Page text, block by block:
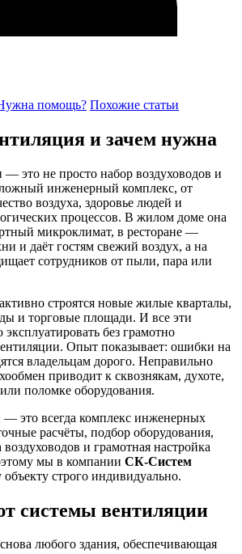
помощь? Похожие статьи
и зачем нужна
это не просто набор воздуховодов и
инженерный комплекс, от
воздуха, здоровье людей и
процессов. В жилом доме она
микроклимат, в ресторане —
и даёт гостям свежий воздух, а на
сотрудников от пыли, пара или
строятся новые жилые кварталы,
и торговые площади. И все эти
без грамотно
Опыт показывает: ошибки на
владельцам дорого. Неправильно
приводит к сквознякам, духоте,
поломке оборудования.
это всегда комплекс инженерных
расчёты, подбор оборудования,
воздуховодов и грамотная настройка
мы в компании СК-Систем
строго индивидуально.
системы вентиляции
любого здания, обеспечивающая